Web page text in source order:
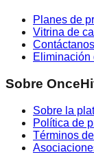
Planes de
Vitrina de
Contáctanos
Eliminación
Sobre
Sobre la
Política de
Términos